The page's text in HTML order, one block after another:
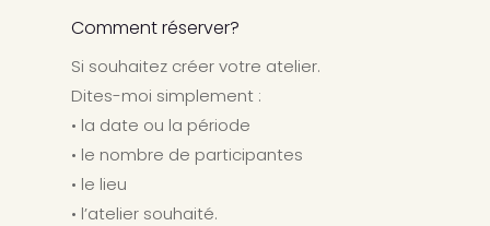
Comment réserver?
Si souhaitez créer votre atelier.
Dites-moi simplement :
• la date ou la période
• le nombre de participantes
• le lieu
• l’atelier souhaité.